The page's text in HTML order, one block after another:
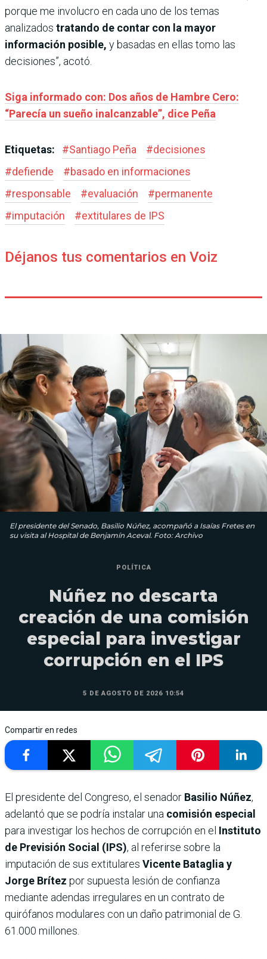
porque me involucro en cada uno de los temas
analizados tratando de contar con la mayor
información posible, y basadas en ellas tomo las
decisiones”, acotó.
Siga informado con: Dos años de Hambre Cero:
“Parecía un sueño inalcanzable”, dice Peña
Etiquetas: #Santiago Peña #decisiones
#defiende #basado en informaciones
#responsable #evaluación #permanente
#imputación #extitulares de IPS
Déjanos tus comentarios en Voiz
El presidente del Senado, Basilio Núñez, acompañó a Isaías Fretes en
su visita al Hospital de Benjamín Aceval. Foto: Archivo
POLÍTICA
Núñez no descarta
creación de una comisión
especial para investigar
corrupción en el IPS
5 DE AGOSTO DE 2026 10:54
Compartir en redes
El presidente del Congreso, el senador Basilio Núñez,
adelantó que se podría instalar una comisión especial
para investigar los hechos de corrupción en el Instituto
de Previsión Social (IPS), al referirse sobre la
imputación de sus extitulares Vicente Bataglia y
Jorge Brítez por supuesta lesión de confianza
mediante adendas irregulares en un contrato de
quirófanos modulares con un daño patrimonial de G.
61.000 millones.